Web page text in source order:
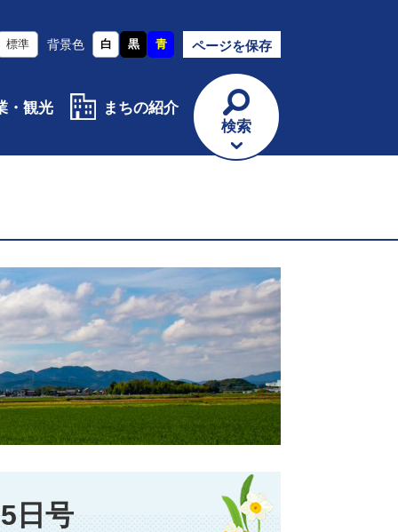
標準 背景色 白 黒 青 ページを保存
・観光
まちの紹介
検索
日号